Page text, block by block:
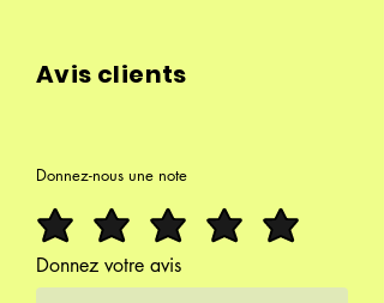
Avis clients
Donnez-nous une note
Donnez votre avis